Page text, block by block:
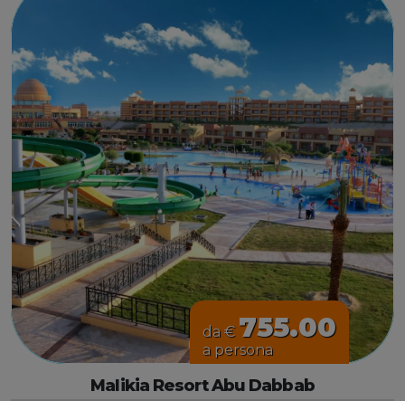
da € 755.00
a persona
Malikia Resort Abu Dabbab